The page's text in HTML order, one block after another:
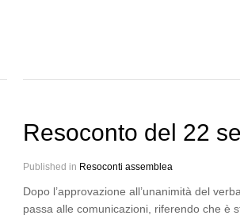
Resoconto del 22
Published in Resoconti assemblea
Dopo l’approvazione all’unanimità del
passa alle comunicazioni, riferendo che è